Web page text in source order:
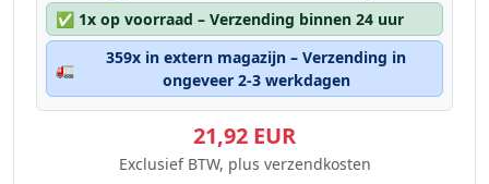
✅ 1x op voorraad – Verzending binnen 24 uur
🚛
359x in extern magazijn – Verzending in
ongeveer 2-3 werkdagen
21,92 EUR
Exclusief BTW, plus verzendkosten